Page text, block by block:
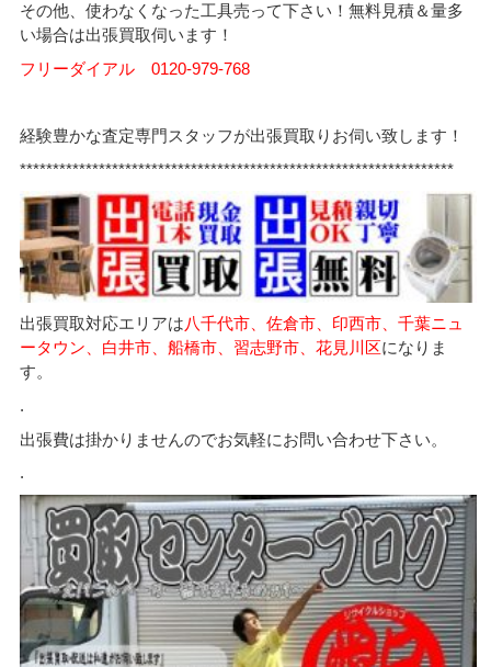
その他、使わなくなった工具売って下さい！無料見積＆量多
い場合は出張買取伺います！
フリーダイアル 0120-979-768
経験豊かな査定専門スタッフが出張買取りお伺い致します！
******************************************************************
出張買取対応エリアは八千代市、佐倉市、印西市、千葉ニュ
ータウン、白井市、船橋市、習志野市、花見川区になりま
す。
.
出張費は掛かりませんのでお気軽にお問い合わせ下さい。
.